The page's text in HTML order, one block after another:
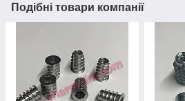
Подібні товари компанії